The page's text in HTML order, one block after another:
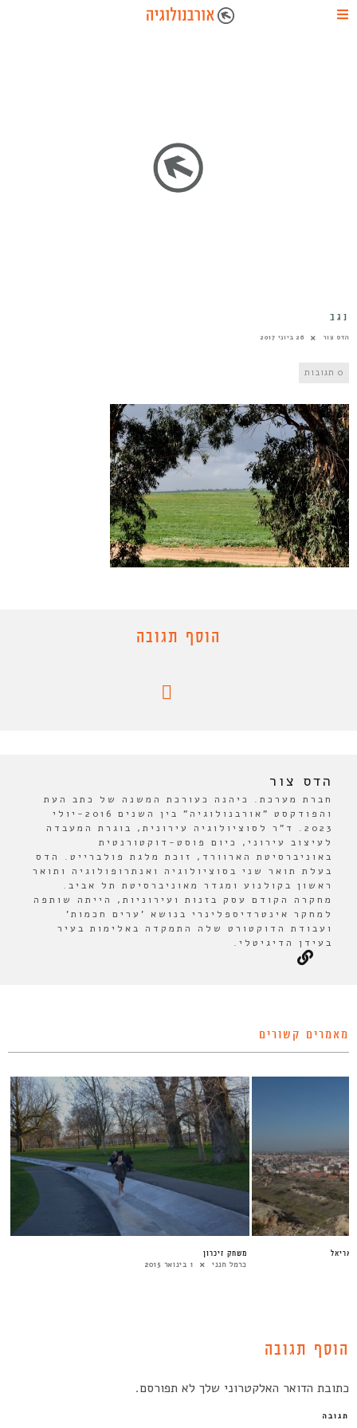
נגב
הדס צור 26 ביוני 2017
0 תגובות
הוסף תגובה
הדס צור
חברת מערכת. כיהנה כעורכת המשנה של כתב העת
והפודקסט "אורבנולוגיה" בין השנים 2016-יולי
2023. ד"ר לסוציולוגיה עירונית, בוגרת המעבדה
לעיצוב עירוני, כיום פוסט-דוקטורנטית
באוניברסיטת הארוורד, זוכת מלגת פולברייט. הדס
בעלת תואר שני בסוציולוגיה ואנתרופולוגיה ותואר
ראשון בקולנוע ומגדר מאוניברסיטת תל אביב.
מחקרה הקודם עסק בזנות ועירוניות, הייתה שותפה
למחקר אינטרדיספלינרי בנושא 'ערים חכמות'
ועבודת הדוקטורט שלה התמקדה באלימות בעיר
בעידן הדיגיטלי.
מאמרים קשורים
משחק זיכרון
כרמל חנני 1 בינואר 2015
אריאל
הוסף תגובה
כתובת הדואר האלקטרוני שלך לא תפורסם.
תגובה